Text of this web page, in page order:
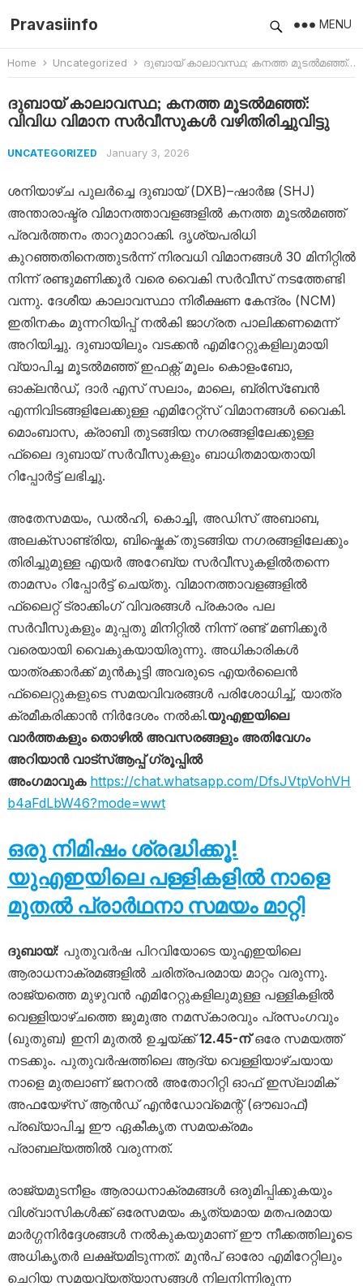
Pravasiinfo MENU
Home Uncategorized ദുബായ് കാലാവസ്ഥ; കനത്ത മൂടൽമഞ്ഞ്: വിവിധ വിമാന സർവീസുകൾ വഴിതിരിച്ചുവിട്ടു
ദുബായ് കാലാവസ്ഥ; കനത്ത മൂടൽമഞ്ഞ്:
വിവിധ വിമാന സർവീസുകൾ വഴിതിരിച്ചുവിട്ടു
UNCATEGORIZED January 3, 2026
ശനിയാഴ്ച പുലർച്ചെ ദുബായ് (DXB)–ഷാർജ (SHJ)
അന്താരാഷ്ട്ര വിമാനത്താവളങ്ങളിൽ കനത്ത മൂടൽമഞ്ഞ്
പ്രവർത്തനം താറുമാറാക്കി. ദൃശ്യപരിധി
കുറഞ്ഞതിനെത്തുടർന്ന് നിരവധി വിമാനങ്ങൾ 30 മിനിറ്റിൽ
നിന്ന് രണ്ടുമണിക്കൂർ വരെ വൈകി സർവീസ് നടത്തേണ്ടി
വന്നു. ദേശീയ കാലാവസ്ഥാ നിരീക്ഷണ കേന്ദ്രം (NCM)
ഇതിനകം മുന്നറിയിപ്പ് നൽകി ജാഗ്രത പാലിക്കണമെന്ന്
അറിയിച്ചു. ദുബായിലും വടക്കൻ എമിറേറ്റുകളിലുമായി
വ്യാപിച്ച മൂടൽമഞ്ഞ് ഇഫക്റ്റ് മൂലം കൊളംബോ,
ഓക്‌ലൻഡ്, ദാർ എസ് സലാം, മാലെ, ബ്രിസ്‌ബേൻ
എന്നിവിടങ്ങളിലേക്കുള്ള എമിറേറ്റ്സ് വിമാനങ്ങൾ വൈകി.
മൊംബാസ, ക്രാബി തുടങ്ങിയ നഗരങ്ങളിലേക്കുള്ള
ഫ്ലൈ ദുബായ് സർവീസുകളും ബാധിതമായതായി
റിപ്പോർട്ട് ലഭിച്ചു.
അതേസമയം, ഡൽഹി, കൊച്ചി, അഡിസ് അബാബ,
അലക്സാണ്ട്രിയ, ബിഷ്കെക് തുടങ്ങിയ നഗരങ്ങളിലേക്കും
തിരിച്ചുമുള്ള എയർ അറേബ്യ സർവീസുകളിൽതന്നെ
താമസം റിപ്പോർട്ട് ചെയ്തു. വിമാനത്താവളങ്ങളിൽ
ഫ്ലൈറ്റ് ട്രാക്കിംഗ് വിവരങ്ങൾ പ്രകാരം പല
സർവീസുകളും മുപ്പതു മിനിറ്റിൽ നിന്ന് രണ്ട് മണിക്കൂർ
വരെയായി വൈകുകയായിരുന്നു. അധികാരികൾ
യാത്രക്കാർക്ക് മുൻകൂട്ടി അവരുടെ എയർലൈൻ
ഫ്ലൈറ്റുകളുടെ സമയവിവരങ്ങൾ പരിശോധിച്ച്, യാത്ര
ക്രമീകരിക്കാൻ നിർദേശം നൽകി.യുഎഇയിലെ
വാർത്തകളും തൊഴിൽ അവസരങ്ങളും അതിവേഗം
അറിയാൻ വാട്സ്ആപ്പ് ഗ്രൂപ്പിൽ
അംഗമാവുക https://chat.whatsapp.com/DfsJVtpVohVH
b4aFdLbW46?mode=wwt
ഒരു നിമിഷം ശ്രദ്ധിക്കൂ!
യുഎഇയിലെ പള്ളികളിൽ നാളെ
മുതൽ പ്രാർഥനാ സമയം മാറ്റി
ദുബായ്: പുതുവർഷ പിറവിയോടെ യുഎഇയിലെ
ആരാധനാക്രമങ്ങളിൽ ചരിത്രപരമായ മാറ്റം വരുന്നു.
രാജ്യത്തെ മുഴുവൻ എമിറേറ്റുകളിലുമുള്ള പള്ളികളിൽ
വെള്ളിയാഴ്ചത്തെ ജുമുഅ നമസ്‌കാരവും പ്രസംഗവും
(ഖുതുബ) ഇനി മുതൽ ഉച്ചയ്ക്ക്12.45-ന്ഒരേ സമയത്ത്
നടക്കും. പുതുവർഷത്തിലെ ആദ്യ വെള്ളിയാഴ്ചയായ
നാളെ മുതലാണ് ജനറൽ അതോറിറ്റി ഓഫ് ഇസ്‌ലാമിക്
അഫയേഴ്‌സ് ആൻഡ് എൻഡോവ്‌മെന്റ് (ഔഖാഫ്)
പ്രഖ്യാപിച്ച ഈ ഏകീകൃത സമയക്രമം
പ്രാബല്യത്തിൽ വരുന്നത്.
രാജ്യമുടനീളം ആരാധനാക്രമങ്ങൾ ഒരുമിപ്പിക്കുകയും
വിശ്വാസികൾക്ക് ഒരേസമയം കൃത്യമായ മതപരമായ
മാർഗ്ഗനിർദ്ദേശങ്ങൾ നൽകുകയുമാണ് ഈ നീക്കത്തിലൂടെ
അധികൃതർ ലക്ഷ്യമിടുന്നത്. മുൻപ് ഓരോ എമിറേറ്റിലും
ചെറിയ സമയവ്യത്യാസങ്ങൾ നിലനിന്നിരുന്ന